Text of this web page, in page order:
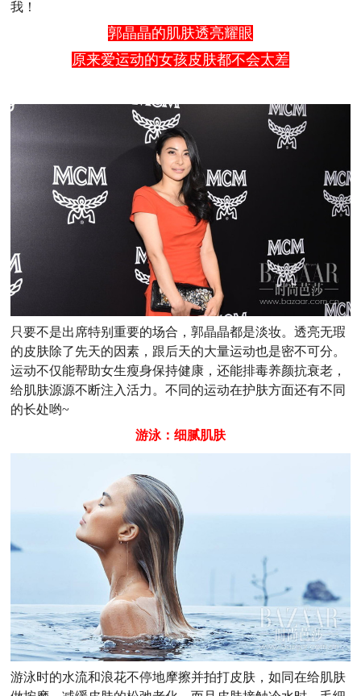
我！
郭晶晶的肌肤透亮耀眼
原来爱运动的女孩皮肤都不会太差
只要不是出席特别重要的场合，郭晶晶都是淡妆。透亮无瑕
的皮肤除了先天的因素，跟后天的大量运动也是密不可分。
运动不仅能帮助女生瘦身保持健康，还能排毒养颜抗衰老，
给肌肤源源不断注入活力。不同的运动在护肤方面还有不同
的长处哟~
游泳：细腻肌肤
游泳时的水流和浪花不停地摩擦并拍打皮肤，如同在给肌肤